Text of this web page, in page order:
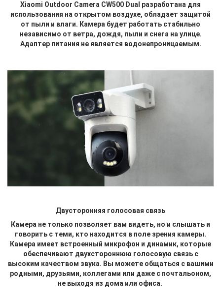
Xiaomi Outdoor Camera CW500 Dual разработана для
использования на открытом воздухе, обладает защитой
от пыли и влаги. Камера будет работать стабильно
независимо от ветра, дождя, пыли и снега на улице.
Адаптер питания не является водонепроницаемым.
Двусторонняя голосовая связь
Камера не только позволяет вам видеть, но и слышать и
говорить с теми, кто находится в поле зрения камеры.
Камера имеет встроенный микрофон и динамик, которые
обеспечивают двухстороннюю голосовую связь с
высоким качеством звука. Вы можете общаться с вашими
родными, друзьями, коллегами или даже с почтальоном,
не выходя из дома или офиса.